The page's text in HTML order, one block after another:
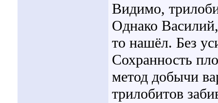
Видимо,
Однако
то нашёл. Без
Сохранность
метод добычи
трилобитов